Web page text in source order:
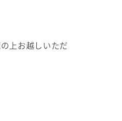
上お越しいただ